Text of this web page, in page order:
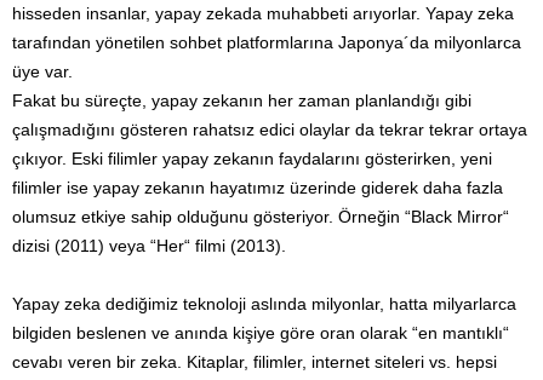
hisseden insanlar, yapay zekada muhabbeti arıyorlar. Yapay zeka
tarafından yönetilen sohbet platformlarına Japonya´da milyonlarca
üye var.
Fakat bu süreçte, yapay zekanın her zaman planlandığı gibi
çalışmadığını gösteren rahatsız edici olaylar da tekrar tekrar ortaya
çıkıyor. Eski filimler yapay zekanın faydalarını gösterirken, yeni
filimler ise yapay zekanın hayatımız üzerinde giderek daha fazla
olumsuz etkiye sahip olduğunu gösteriyor. Örneğin “Black Mirror“
dizisi (2011) veya “Her“ filmi (2013).
Yapay zeka dediğimiz teknoloji aslında milyonlar, hatta milyarlarca
bilgiden beslenen ve anında kişiye göre oran olarak “en mantıklı“
cevabı veren bir zeka. Kitaplar, filimler, internet siteleri vs. hepsi